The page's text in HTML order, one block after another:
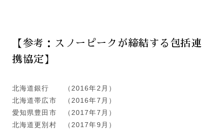
【参考：スノーピークが締結する包括連
携協定】
北海道銀行 （2016年2月）
北海道帯広市 （2016年7月）
愛知県豊田市 （2017年7月）
北海道更別村 （2017年9月）